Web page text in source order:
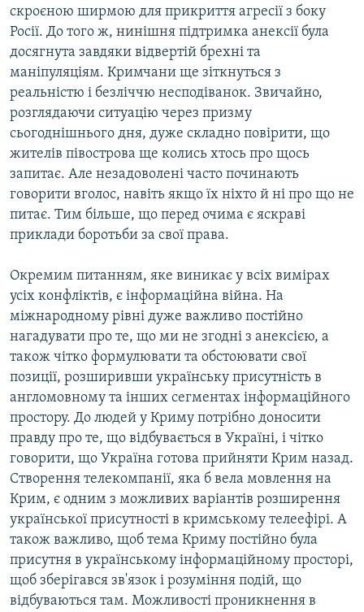
скроєною ширмою для прикриття агресії з боку
Росії. До того ж, нинішня підтримка анексії була
досягнута завдяки відвертій брехні та
маніпуляціям. Кримчани ще зіткнуться з
реальністю і безліччю несподіванок. Звичайно,
розглядаючи ситуацію через призму
сьогоднішнього дня, дуже складно повірити, що
жителів півострова ще колись хтось про щось
запитає. Але незадоволені часто починають
говорити вголос, навіть якщо їх ніхто й ні про що не
питає. Тим більше, що перед очима є яскраві
приклади боротьби за свої права.
Окремим питанням, яке виникає у всіх вимірах
усіх конфліктів, є інформаційна війна. На
міжнародному рівні дуже важливо постійно
нагадувати про те, що ми не згодні з анексією, а
також чітко формулювати та обстоювати свої
позиції, розширивши українську присутність в
англомовному та інших сегментах інформаційного
простору. До людей у Криму потрібно доносити
правду про те, що відбувається в Україні, і чітко
говорити, що Україна готова прийняти Крим назад.
Створення телекомпанії, яка б вела мовлення на
Крим, є одним з можливих варіантів розширення
української присутності в кримському телеефірі. А
також важливо, щоб тема Криму постійно була
присутня в українському інформаційному просторі,
щоб зберігався зв'язок і розуміння подій, що
відбуваються там. Можливості проникнення в